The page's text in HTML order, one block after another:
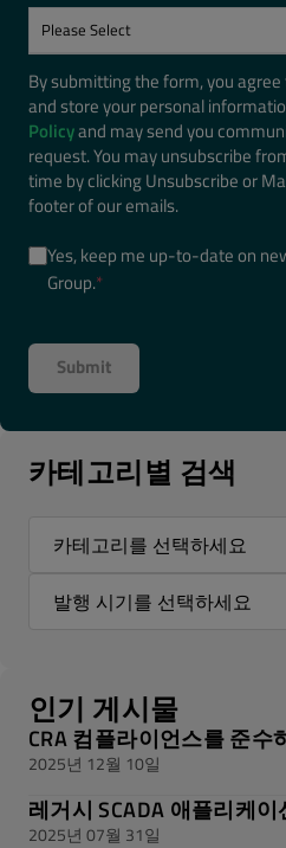
By submitting the form, you
and store your personal
Policyand may send you
request. You may unsubscribe
time by clicking Unsubscribe or
footer of our emails.
Yes, keep me up-to-date on
Group.*
카테고리별 검색
인기 게시물
CRA 컴플라이언스를 준수
2025년 12월 10일
레거시 SCADA 애플리케
2025년 07월 31일